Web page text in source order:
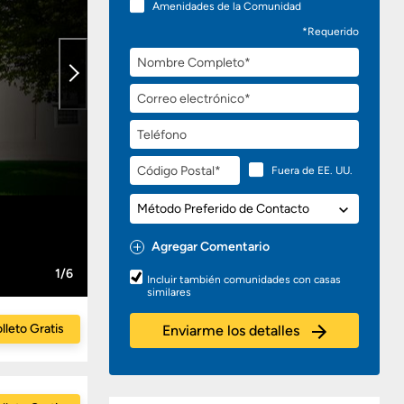
Amenidades de la Comunidad
*Requerido
Nombre
Completo
Correo
electrónico
Teléfono
Código
Postal
Fuera de EE. UU.
Método
Preferido
de
Contacto
Agregar Comentario
Preguntas
o
Comentarios
Incluir también comunidades con casas
similares
Enviarme los detalles
1/6
Gratis